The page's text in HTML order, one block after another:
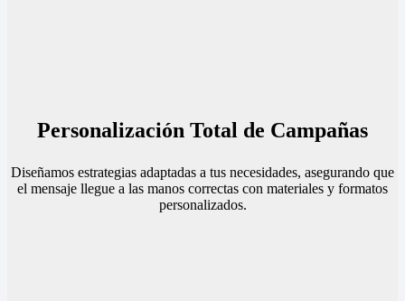
Personalización Total de Campañas
Diseñamos estrategias adaptadas a tus necesidades, asegurando que
el mensaje llegue a las manos correctas con materiales y formatos
personalizados.